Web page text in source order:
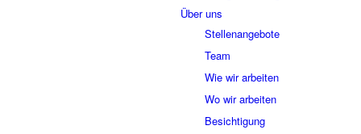
Über uns
Stellenangebote
Team
Wie wir arbeiten
Wo wir arbeiten
Besichtigung